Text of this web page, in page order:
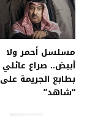
مسلسل أحمر ولا
أبيض.. صراع عائلي
بطابع الجريمة على
“شاهد”